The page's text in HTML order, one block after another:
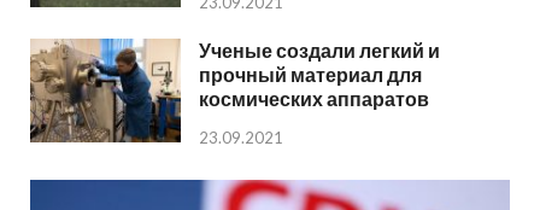
Ученые создали легкий и
прочный материал для
космических аппаратов
23.09.2021